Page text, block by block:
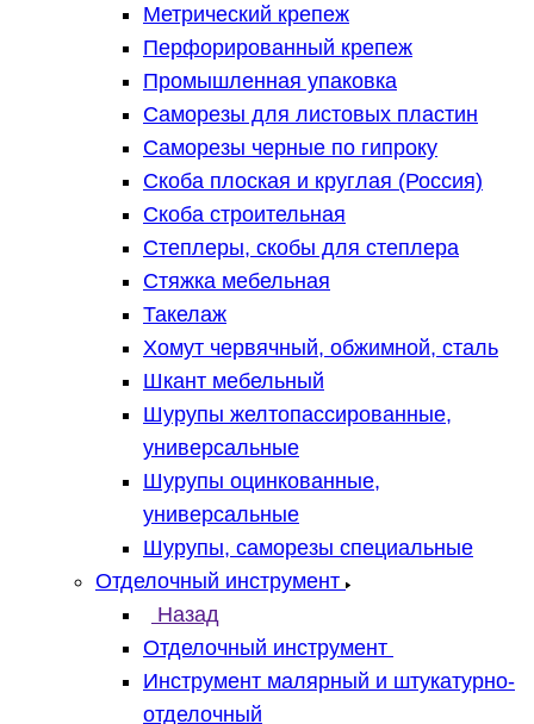
Метрический крепеж
Перфорированный крепеж
Промышленная упаковка
Саморезы для листовых пластин
Саморезы черные по гипроку
Скоба плоская и круглая (Россия)
Скоба строительная
Степлеры, скобы для степлера
Стяжка мебельная
Такелаж
Хомут червячный, обжимной, сталь
Шкант мебельный
Шурупы желтопассированные,
универсальные
Шурупы оцинкованные,
универсальные
Шурупы, саморезы специальные
Отделочный инструмент
Назад
Отделочный инструмент
Инструмент малярный и штукатурно-
отделочный